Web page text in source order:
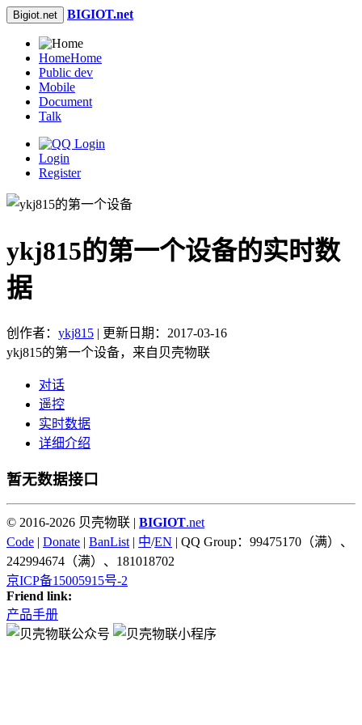
Bigiot.net BIGIOT.net
HomeHome
Public dev
Mobile
Document
Talk
Login
Register
ykj815的第一个设备的实时数
据
创作者： ykj815 | 更新日期：2017-03-16
ykj815的第一个设备，来自贝壳物联
对话
遥控
实时数据
详细介绍
暂无数据接口
© 2016-2026 贝壳物联 | BIGIOT.net
Code | Donate | BanList | 中/EN | QQ Group：99475170（满）、
242994674（满）、181018702
京ICP备15005915号-2
Friend link:
产品手册